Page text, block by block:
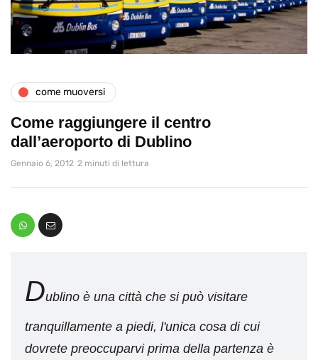
come muoversi
Come raggiungere il centro
dall’aeroporto di Dublino
Gennaio 6, 2012 2 minuti di lettura
Dublino è una città che si può visitare
tranquillamente a piedi, l'unica cosa di cui
dovrete preoccuparvi prima della partenza è